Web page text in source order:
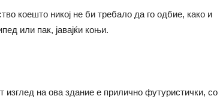
коешто никој не би требало да го одбие, како и
или пак, јавајќи коњи.
на ова здание е прилично футуристички, со